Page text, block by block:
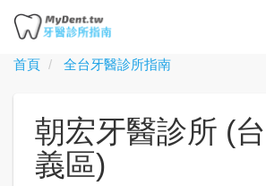
移
主首頁 全台牙醫診所指南
朝宏牙醫診所 (
義區)